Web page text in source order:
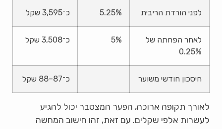
לפני הורדת הריבית 5.25% כ־3,595 שקל
לאחר הפחתה של
0.25%
5% כ־3,508 שקל
חיסכון חודשי משוער כ־87–88 שקל
לאורך תקופה ארוכה, הפער המצטבר יכול להגיע
לעשרות אלפי שקלים. עם זאת, זהו חישוב המחשה